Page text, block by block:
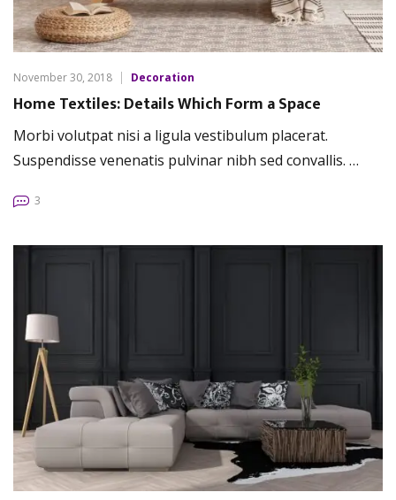
November 30, 2018 Decoration
Home Textiles: Details Which Form a Space
Morbi volutpat nisi a ligula vestibulum placerat.
Suspendisse venenatis pulvinar nibh sed convallis. …
3